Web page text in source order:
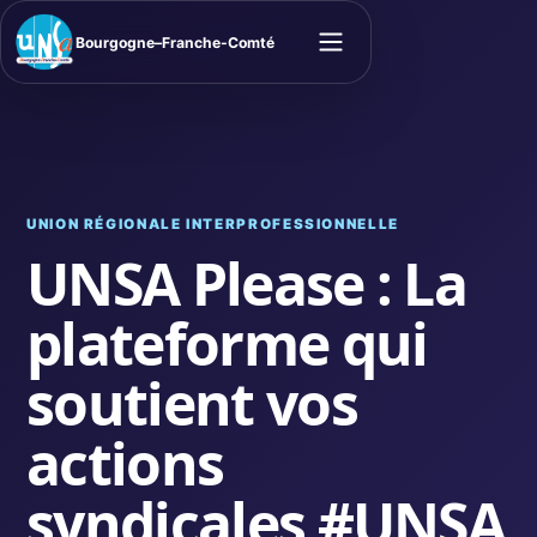
Bourgogne–Franche-Comté
Ouvrir le menu
UNION RÉGIONALE INTERPROFESSIONNELLE
UNSA Please : La
plateforme qui
soutient vos
actions